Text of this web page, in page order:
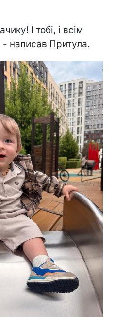
І тобі, і всім
- написав Притула.